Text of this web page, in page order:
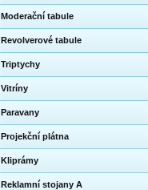
Moderační tabule
Revolverové tabule
Triptychy
Vitríny
Paravany
Projekční plátna
Kliprámy
Reklamní stojany A